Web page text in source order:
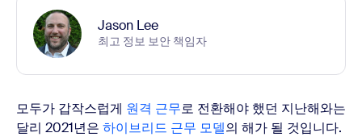
Jason Lee
최고 정보 보안 책임자
모두가 갑작스럽게 원격 근무로 전환해야 했던 지난해와는
달리 2021년은 하이브리드 근무 모델의 해가 될 것입니다.